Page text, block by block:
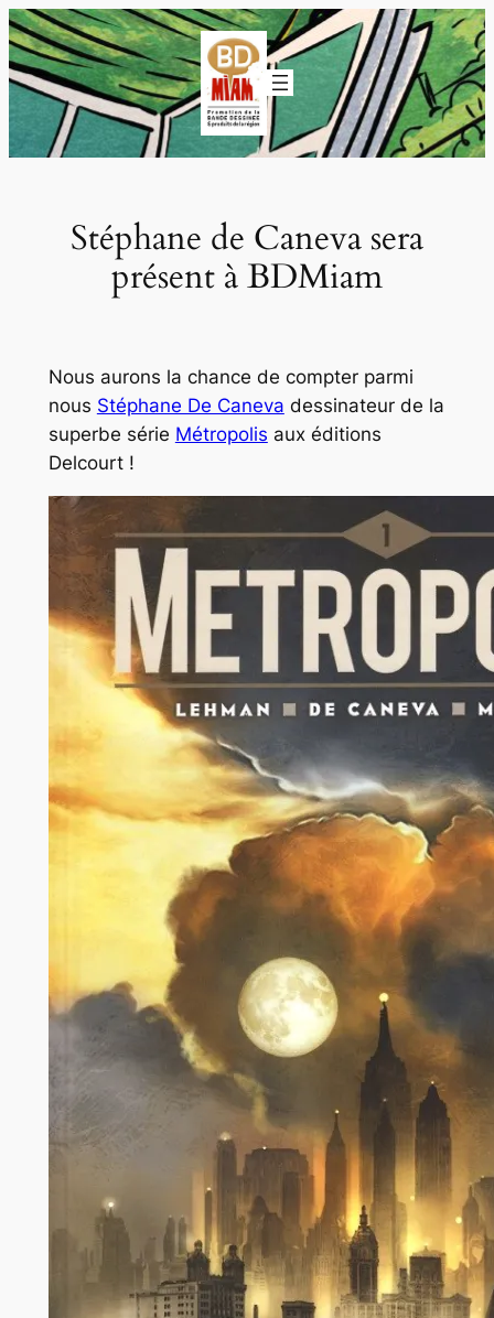
Aller
au
contenu
Stéphane de Caneva sera
présent à BDMiam
Nous aurons la chance de compter parmi
nous Stéphane De Caneva dessinateur de la
superbe série Métropolis aux éditions
Delcourt !